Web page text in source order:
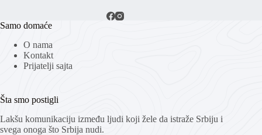
Samo domaće
O nama
Kontakt
Prijatelji sajta
Šta smo postigli
Lakšu komunikaciju između ljudi koji žele da istraže Srbiju i
svega onoga što Srbija nudi.